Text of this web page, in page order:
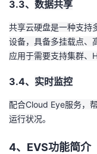
3.3、 数据共享
共享云硬盘是一种支持
设备，具备多挂载点、
应用于需要支持集群、
3.4、 实时监控
配合Cloud Eye服务，
运行状况。
4、 EVS功能简介